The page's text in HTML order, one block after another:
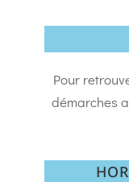
Pour
démarches